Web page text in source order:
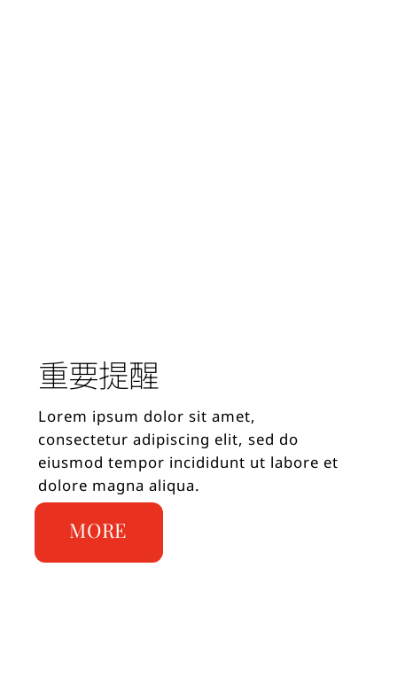
重要提醒
Lorem ipsum dolor sit amet,
consectetur adipiscing elit, sed do
eiusmod tempor incididunt ut labore et
dolore magna aliqua.
MORE